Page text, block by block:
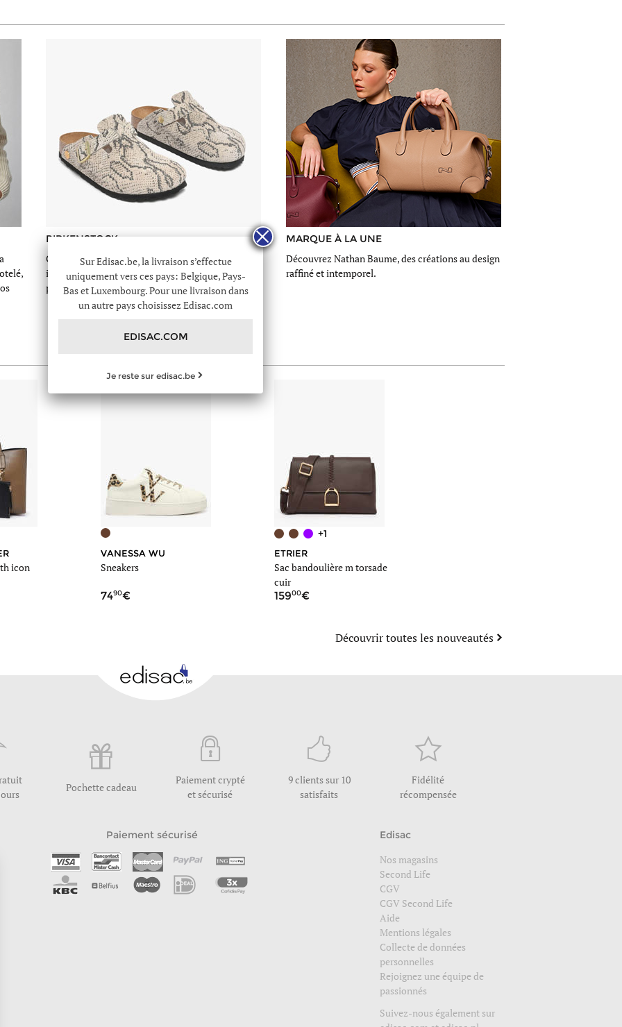
BIRKENSTOCK
Craquez pour les mules Birkenstock en cuir
imprimé serpent ultra tendance, dont vous ne
pourrez plus vous passer.
MARQUE À LA UNE
Découvrez Nathan Baume, des créations au design
raffiné et intemporel.
icon
VANESSA WU
Sneakers
7490
+1
ETRIER
Sac bandoulière m torsade
cuir
15900
Découvrir toutes les nouveautés
Pochette cadeau
Paiement crypté
et sécurisé
9 clients sur 10
satisfaits
Fidélité
récompensée
Paiement sécurisé Edisac
Nos magasins
Second Life
CGV
CGV Second Life
Aide
Mentions légales
Collecte de données
personnelles
Rejoignez une équipe de
passionnés
Suivez-nous également sur
Sur Edisac.be, la livraison s’effectue
uniquement vers ces pays: Belgique, Pays-
Bas et Luxembourg. Pour une livraison dans
un autre pays choisissez Edisac.com
EDISAC.COM
Je reste sur edisac.be